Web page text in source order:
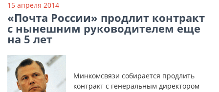
15 апреля 2014
«Почта России» продлит контракт
с нынешним руководителем еще
на 5 лет
Минкомсвязи собирается продлить
контракт с генеральным директором